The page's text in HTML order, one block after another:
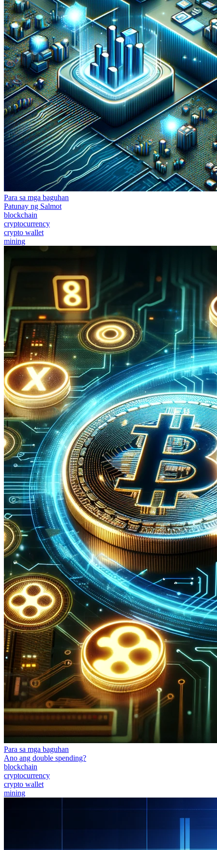
Para sa mga baguhan
Patunay ng Salmot
blockchain
cryptocurrency
crypto wallet
mining
Para sa mga baguhan
Ano ang double spending?
blockchain
cryptocurrency
crypto wallet
mining